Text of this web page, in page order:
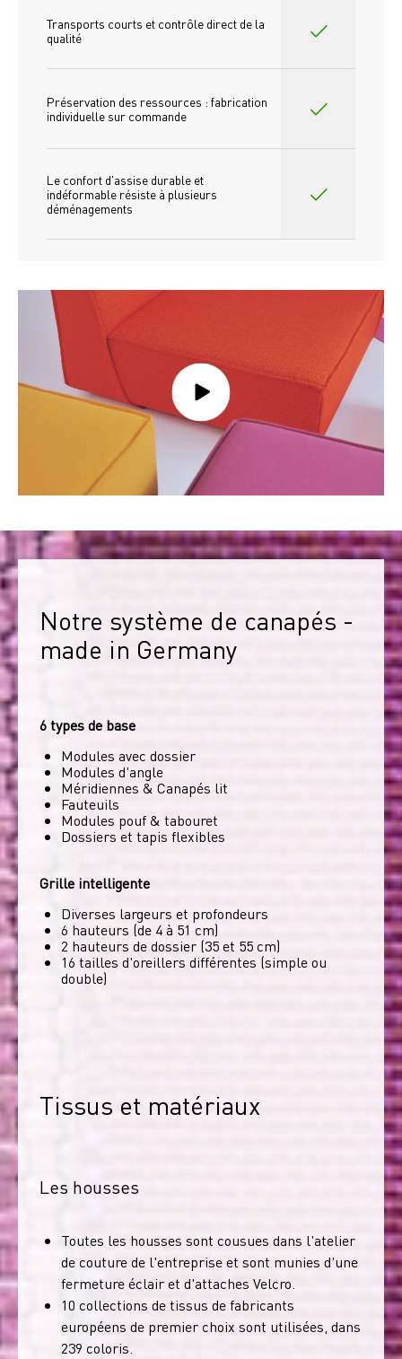
Transports courts et contrôle direct de la
qualité
Préservation des ressources : fabrication
individuelle sur commande
Le confort d'assise durable et
indéformable résiste à plusieurs
déménagements
Notre système de canapés -
made in Germany
6 types de base
Modules avec dossier
Modules d'angle
Méridiennes & Canapés lit
Fauteuils
Modules pouf & tabouret
Dossiers et tapis flexibles
Grille intelligente
Diverses largeurs et profondeurs
6 hauteurs (de 4 à 51 cm)
2 hauteurs de dossier (35 et 55 cm)
16 tailles d'oreillers différentes (simple ou
double)
Tissus et matériaux
Les housses
Toutes les housses sont cousues dans l'atelier
de couture de l'entreprise et sont munies d'une
fermeture éclair et d'attaches Velcro.
10 collections de tissus de fabricants
européens de premier choix sont utilisées, dans
239 coloris.